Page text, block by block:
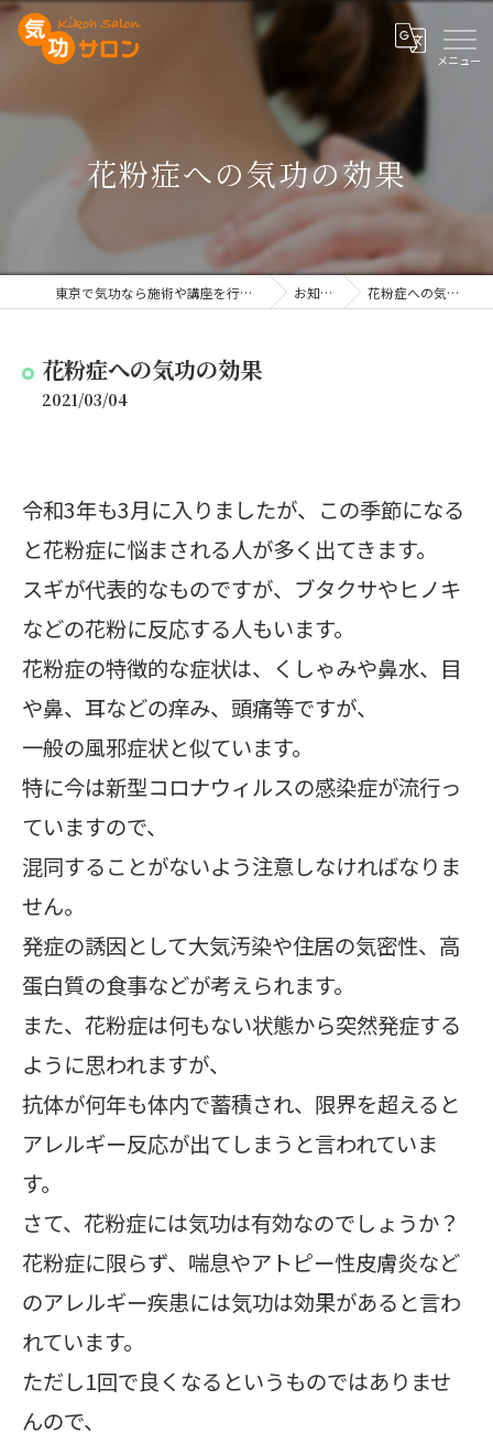
花粉症への気功の効果
東京で気功なら施術や講座を行う気功サロン お知らせ 花粉症への気功の効果
花粉症への気功の効果
2021/03/04
令和3年も3月に入りましたが、この季節になる
と花粉症に悩まされる人が多く出てきます。
スギが代表的なものですが、ブタクサやヒノキ
などの花粉に反応する人もいます。
花粉症の特徴的な症状は、くしゃみや鼻水、目
や鼻、耳などの痒み、頭痛等ですが、
一般の風邪症状と似ています。
特に今は新型コロナウィルスの感染症が流行っ
ていますので、
混同することがないよう注意しなければなりま
せん。
発症の誘因として大気汚染や住居の気密性、高
蛋白質の食事などが考えられます。
また、花粉症は何もない状態から突然発症する
ように思われますが、
抗体が何年も体内で蓄積され、限界を超えると
アレルギー反応が出てしまうと言われていま
す。
さて、花粉症には気功は有効なのでしょうか？
花粉症に限らず、喘息やアトピー性皮膚炎など
のアレルギー疾患には気功は効果があると言わ
れています。
ただし1回で良くなるというものではありませ
んので、